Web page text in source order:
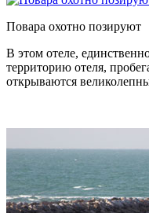
Повара охотно позируют
В этом отеле,
территорию отеля,
открываются